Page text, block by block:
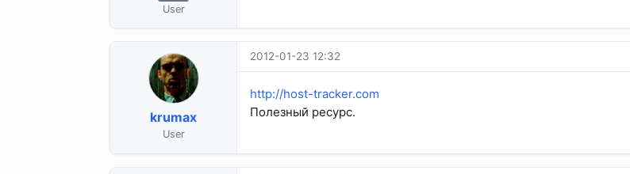
User
krumax
User
2012-01-23 12:32
http://host-tracker.com
Полезный ресурс.